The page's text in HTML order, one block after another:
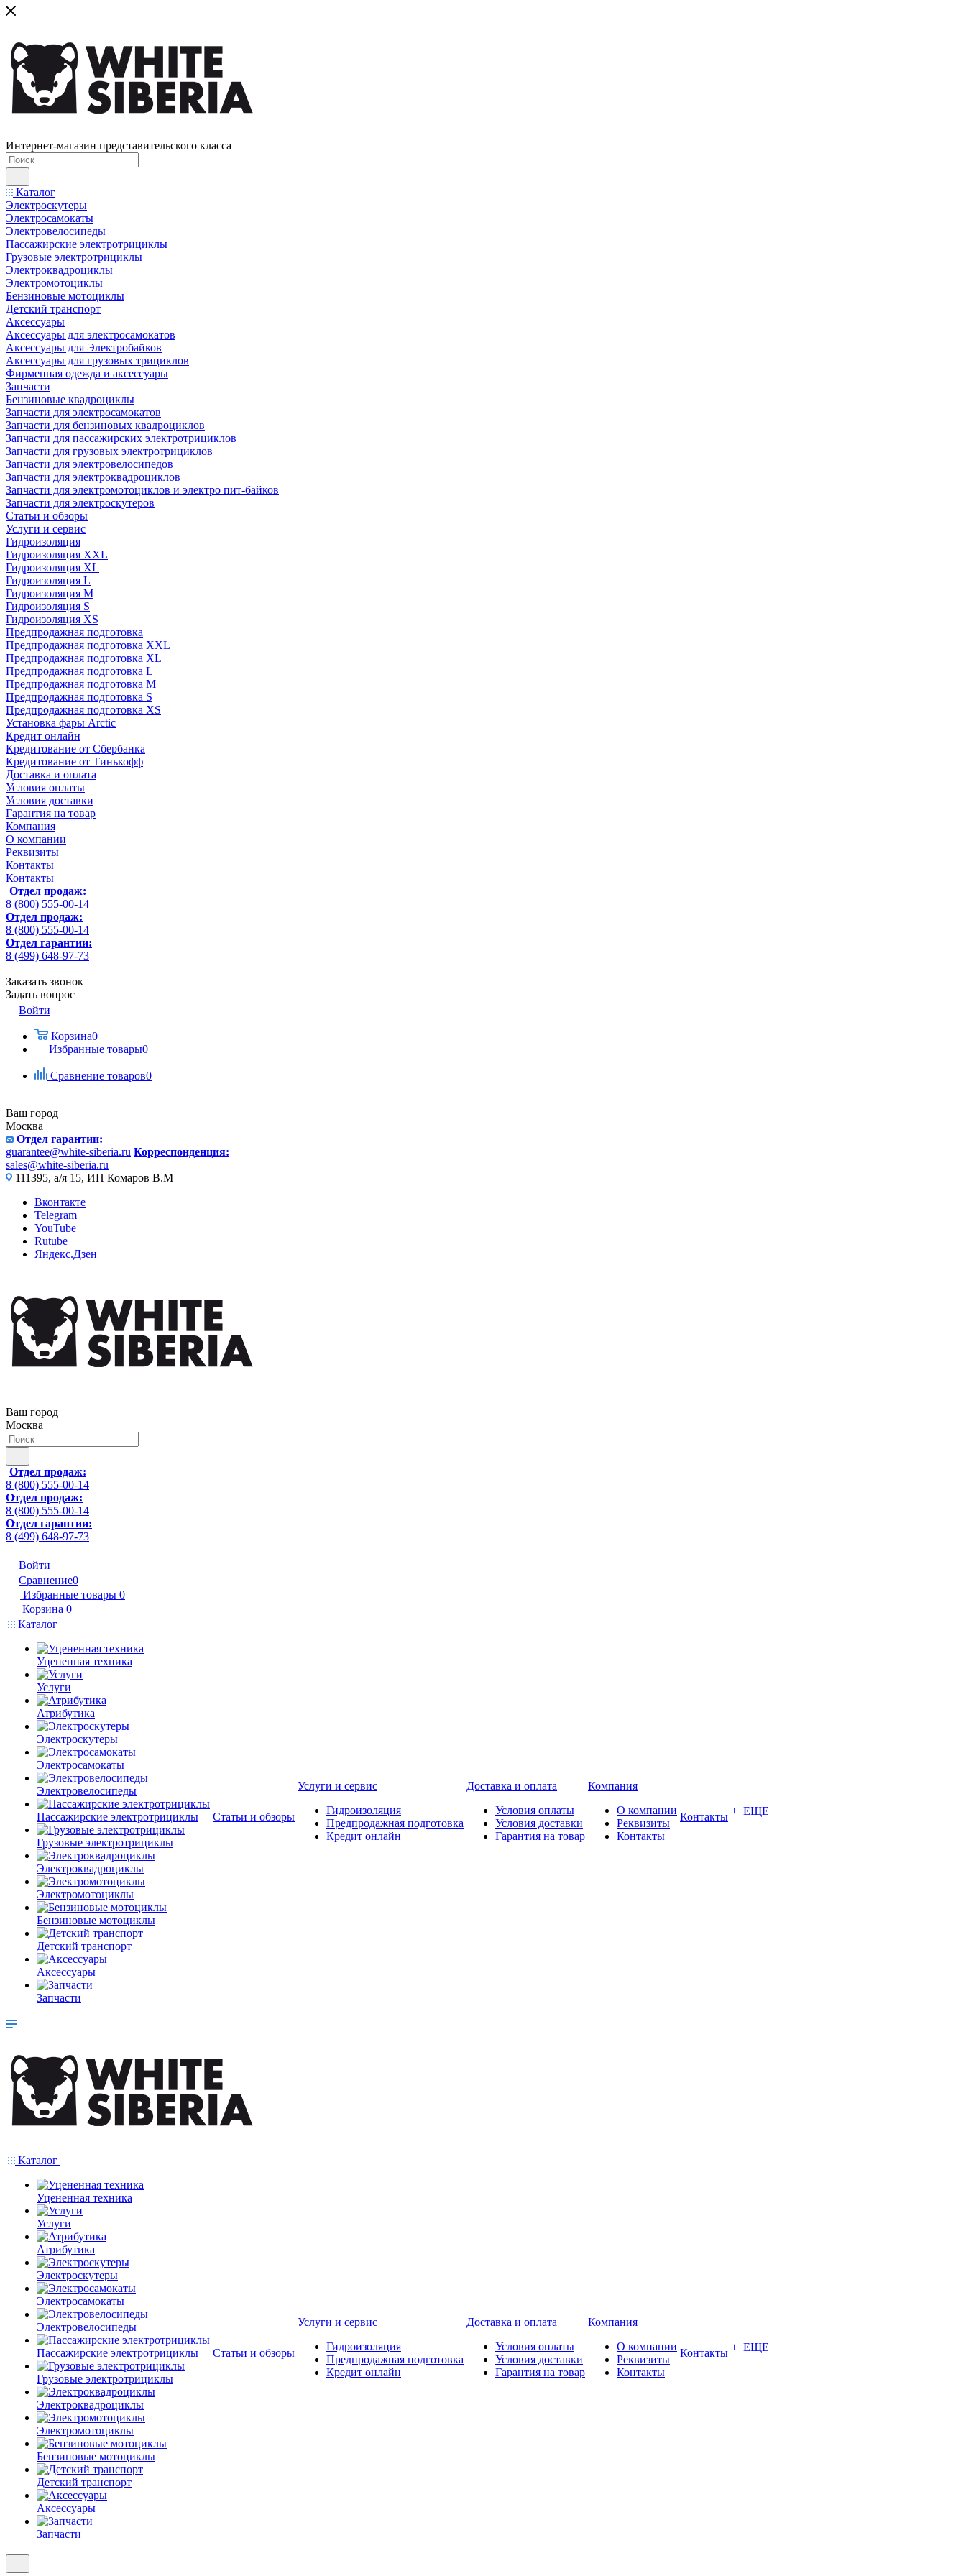
Интернет-магазин представительского класса
Каталог
Электроскутеры
Электросамокаты
Электровелосипеды
Пассажирские электротрициклы
Грузовые электротрициклы
Электроквадроциклы
Электромотоциклы
Бензиновые мотоциклы
Детский транспорт
Аксессуары
Аксессуары для электросамокатов
Аксессуары для Электробайков
Аксессуары для грузовых трициклов
Фирменная одежда и аксессуары
Запчасти
Бензиновые квадроциклы
Запчасти для электросамокатов
Запчасти для бензиновых квадроциклов
Запчасти для пассажирских электротрициклов
Запчасти для грузовых электротрициклов
Запчасти для электровелосипедов
Запчасти для электроквадроциклов
Запчасти для электромотоциклов и электро пит-байков
Запчасти для электроскутеров
Статьи и обзоры
Услуги и сервис
Гидроизоляция
Гидроизоляция XXL
Гидроизоляция XL
Гидроизоляция L
Гидроизоляция M
Гидроизоляция S
Гидроизоляция XS
Предпродажная подготовка
Предпродажная подготовка XXL
Предпродажная подготовка XL
Предпродажная подготовка L
Предпродажная подготовка M
Предпродажная подготовка S
Предпродажная подготовка XS
Установка фары Arctic
Кредит онлайн
Кредитование от Сбербанка
Кредитование от Тинькофф
Доставка и оплата
Условия оплаты
Условия доставки
Гарантия на товар
Компания
О компании
Реквизиты
Контакты
Контакты
Отдел продаж:
8 (800) 555-00-14
Отдел продаж:
8 (800) 555-00-14
Отдел гарантии:
8 (499) 648-97-73
Заказать звонок
Задать вопрос
Войти
Корзина0
Избранные товары0
Сравнение товаров0
Ваш город
Москва
Отдел гарантии:
guarantee@white-siberia.ru Корреспонденция:
sales@white-siberia.ru
111395, а/я 15, ИП Комаров В.М
Вконтакте
Telegram
YouTube
Rutube
Яндекс.Дзен
Ваш город
Москва
Отдел продаж:
8 (800) 555-00-14
Отдел продаж:
8 (800) 555-00-14
Отдел гарантии:
8 (499) 648-97-73
Войти
Сравнение0
Избранные товары 0
Корзина 0
Каталог
Уцененная техника
Услуги
Атрибутика
Электроскутеры
Электросамокаты
Электровелосипеды
Пассажирские электротрициклы
Грузовые электротрициклы
Электроквадроциклы
Электромотоциклы
Бензиновые мотоциклы
Детский транспорт
Аксессуары
Запчасти
Статьи и обзоры
Услуги и сервис
Гидроизоляция
Предпродажная подготовка
Кредит онлайн
Доставка и оплата
Условия оплаты
Условия доставки
Гарантия на товар
Компания
О компании
Реквизиты
Контакты
Контакты + ЕЩЕ
Каталог
Уцененная техника
Услуги
Атрибутика
Электроскутеры
Электросамокаты
Электровелосипеды
Пассажирские электротрициклы
Грузовые электротрициклы
Электроквадроциклы
Электромотоциклы
Бензиновые мотоциклы
Детский транспорт
Аксессуары
Запчасти
Статьи и обзоры
Услуги и сервис
Гидроизоляция
Предпродажная подготовка
Кредит онлайн
Доставка и оплата
Условия оплаты
Условия доставки
Гарантия на товар
Компания
О компании
Реквизиты
Контакты
Контакты + ЕЩЕ